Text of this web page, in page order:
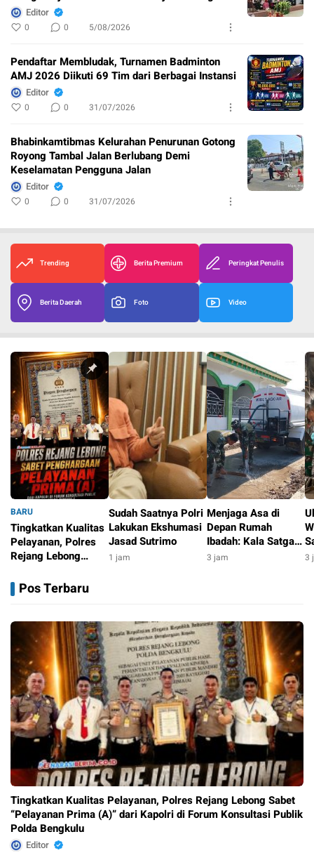
Editor
0 0 5/08/2026
Pendaftar Membludak, Turnamen Badminton
AMJ 2026 Diikuti 69 Tim dari Berbagai Instansi
Editor
0 0 31/07/2026
Bhabinkamtibmas Kelurahan Penurunan Gotong
Royong Tambal Jalan Berlubang Demi
Keselamatan Pengguna Jalan
Editor
0 0 31/07/2026
Trending Berita Premium Peringkat Penulis
Berita Daerah Foto Video
BARU
Tingkatkan Kualitas
Pelayanan, Polres
Rejang Lebong
Prima (A)” dari
Kapolri di Forum
Polda Bengkulu
Sudah Saatnya Polri
Lakukan Ekshumasi
Jasad Sutrimo
1 jam
Menjaga Asa di
Depan Rumah
Ibadah: Kala Satgas
TMMD 129
3 jam 3
Pos Terbaru
Tingkatkan Kualitas Pelayanan, Polres Rejang Lebong Sabet
“Pelayanan Prima (A)” dari Kapolri di Forum Konsultasi Publik
Polda Bengkulu
Editor